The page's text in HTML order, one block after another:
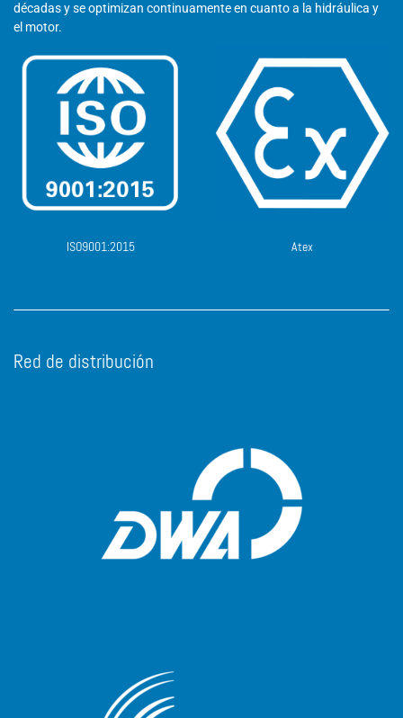
décadas y se optimizan continuamente en cuanto a la hidráulica y
el motor.
ISO9001:2015 Atex
Red de distribución